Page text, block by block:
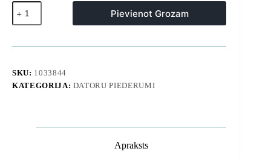
M3
vadu
spēļu
-
Pievienot Grozam
SKU: 1033844
KATEGORIJA: DATORU PIEDERUMI
Apraksts